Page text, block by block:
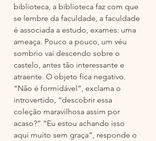
biblioteca, a biblioteca faz com que
se lembre da faculdade, a faculdade
é associada a estudo, exames: uma
ameaça. Pouco a pouco, um véu
sombrio vai descendo sobre o
castelo, antes tão interessante e
atraente. O objeto fica negativo.
“Não é formidável”, exclama o
introvertido, “descobrir essa
coleção maravilhosa assim por
acaso?” “Eu estou achando isso
aqui muito sem graça”, responde o